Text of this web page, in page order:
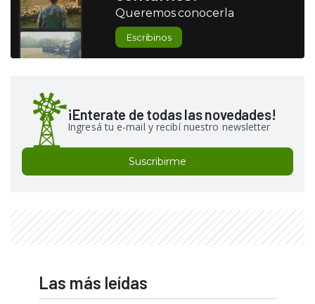
Queremos conocerla
Escribinos
¡Enterate de todas las novedades!
Ingresá tu e-mail y recibí nuestro newsletter
Suscribirme
Las más leídas